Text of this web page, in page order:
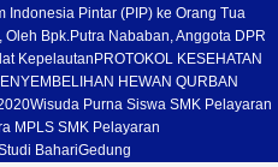
Indonesia Pintar (PIP) ke Orang Tua
Bpk.Putra Nababan, Anggota DPR
Kepelautan PROTOKOL KESEHATAN
HEWAN QURBAN
Wisuda Purna Siswa SMK Pelayaran
MPLS SMK Pelayaran
BahariGedung